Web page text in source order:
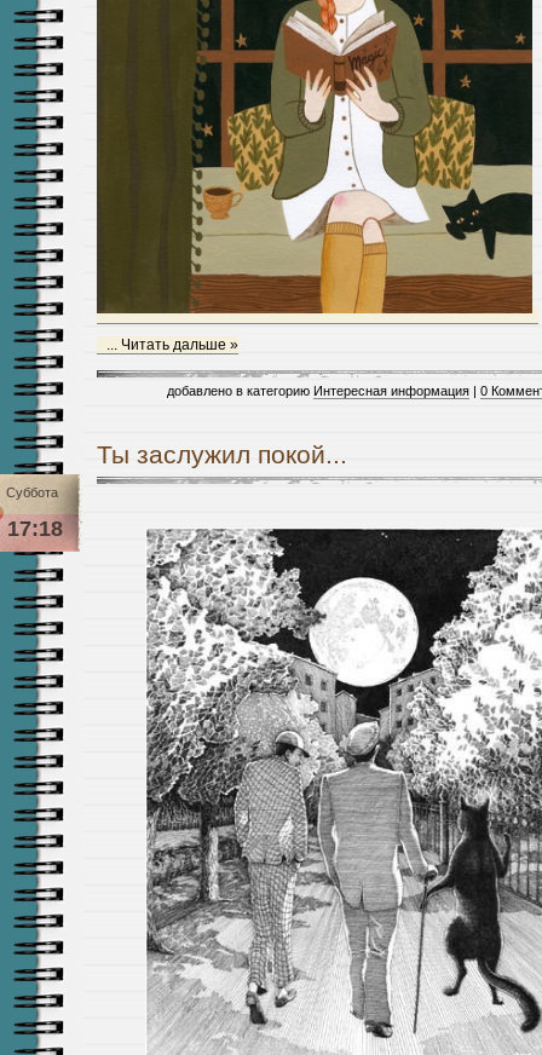
... Читать дальше »
добавлено в категорию Интересная информация | 0
Ты заслужил покой...
Суббота
17:18